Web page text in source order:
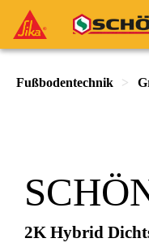
Fußbodentechnik
2K Hybrid